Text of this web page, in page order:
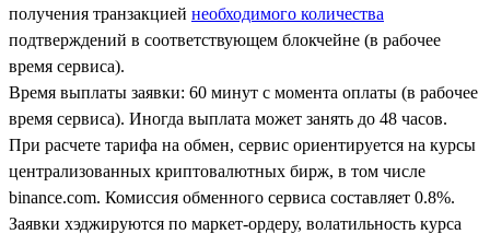
получения транзакцией необходимого количества
подтверждений в соответствующем блокчейне (в рабочее
время сервиса).
Время выплаты заявки: 60 минут с момента оплаты (в рабочее
время сервиса). Иногда выплата может занять до 48 часов.
При расчете тарифа на обмен, сервис ориентируется на курсы
централизованных криптовалютных бирж, в том числе
binance.com. Комиссия обменного сервиса составляет 0.8%.
Заявки хэджируются по маркет-ордеру, волатильность курса